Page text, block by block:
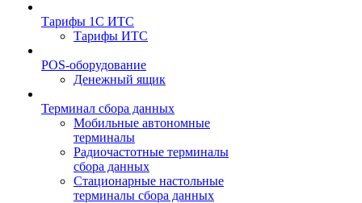
Тарифы 1С ИТС
Тарифы ИТС
POS-оборудование
Денежный ящик
Терминал сбора данных
Мобильные автономные
терминалы
Радиочастотные терминалы
сбора данных
Стационарные настольные
терминалы сбора данных